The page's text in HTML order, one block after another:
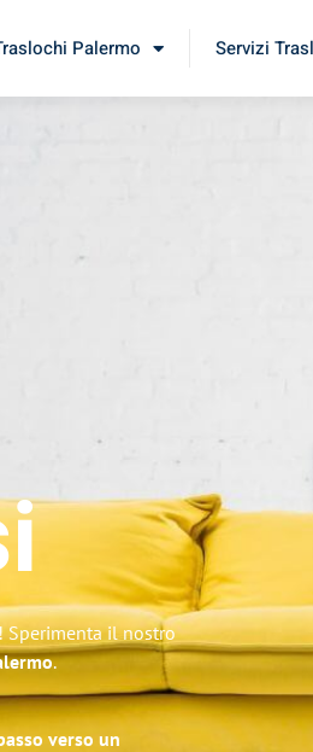
Palermo Servizi
Sperimenta il nostro
.
verso un